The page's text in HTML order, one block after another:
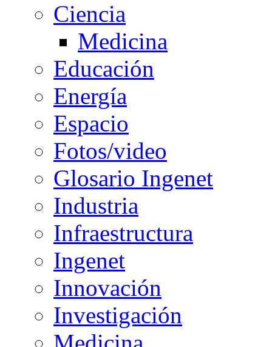
Ciencia
Medicina
Educación
Energía
Espacio
Fotos/video
Glosario Ingenet
Industria
Infraestructura
Ingenet
Innovación
Investigación